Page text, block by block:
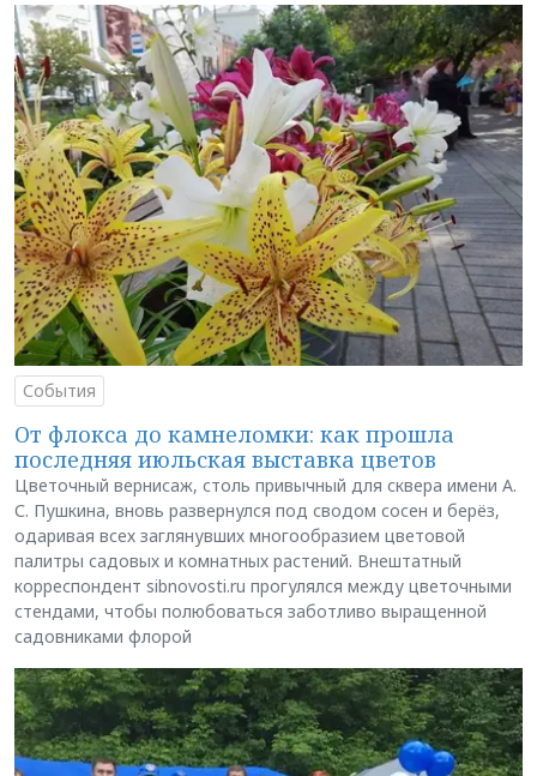
События
От флокса до камнеломки: как прошла
последняя июльская выставка цветов
Цветочный вернисаж, столь привычный для сквера имени А.
С. Пушкина, вновь развернулся под сводом сосен и берёз,
одаривая всех заглянувших многообразием цветовой
палитры садовых и комнатных растений. Внештатный
корреспондент sibnovosti.ru прогулялся между цветочными
стендами, чтобы полюбоваться заботливо выращенной
садовниками флорой